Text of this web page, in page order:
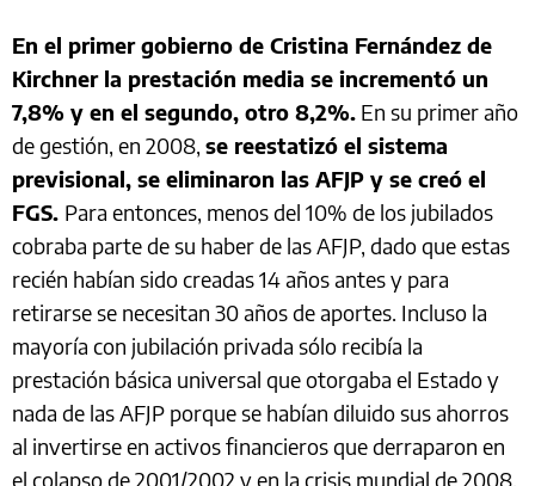
En el primer gobierno de Cristina Fernández de
Kirchner la prestación media se incrementó un
7,8% y en el segundo, otro 8,2%. En su primer año
de gestión, en 2008, se reestatizó el sistema
previsional, se eliminaron las AFJP y se creó el
FGS. Para entonces, menos del 10% de los jubilados
cobraba parte de su haber de las AFJP, dado que estas
recién habían sido creadas 14 años antes y para
retirarse se necesitan 30 años de aportes. Incluso la
mayoría con jubilación privada sólo recibía la
prestación básica universal que otorgaba el Estado y
nada de las AFJP porque se habían diluido sus ahorros
al invertirse en activos financieros que derraparon en
el colapso de 2001/2002 y en la crisis mundial de 2008.